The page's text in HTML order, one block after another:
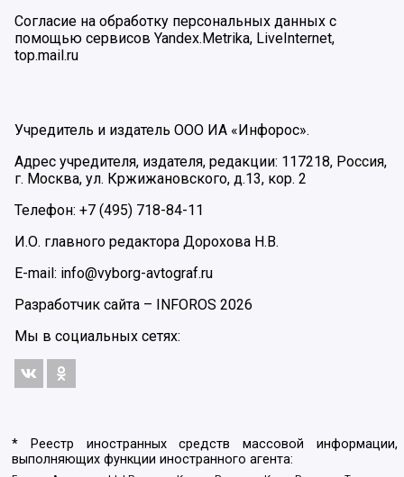
Согласие на обработку персональных данных с
помощью сервисов Yandex.Metrika, LiveInternet,
top.mail.ru
Учредитель и издатель ООО ИА «Инфорос».
Адрес учредителя, издателя, редакции: 117218, Россия,
г. Москва, ул. Кржижановского, д.13, кор. 2
Телефон: +7 (495) 718-84-11
И.О. главного редактора Дорохова Н.В.
E-mail: info@vyborg-avtograf.ru
Разработчик сайта –
INFOROS 2026
Мы в социальных сетях:
* Реестр иностранных средств массовой информации,
выполняющих функции иностранного агента: